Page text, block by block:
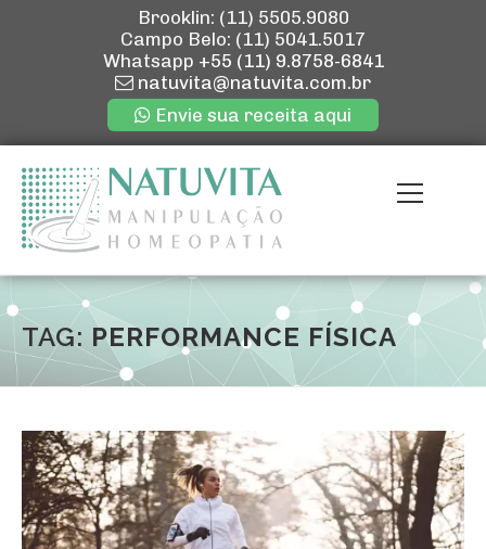
Brooklin: (11) 5505.9080
Campo Belo: (11) 5041.5017
Whatsapp +55 (11) 9.8758-6841
natuvita@natuvita.com.br
Envie sua receita aqui
para
conteúdo
Menu
QUEM SOMOS
TAG: PERFORMANCE FÍSICA